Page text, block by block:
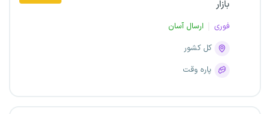
بازار
فوری
ارسال آسان
کل کشور
پاره وقت